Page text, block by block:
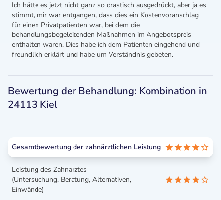
Ich hätte es jetzt nicht ganz so drastisch ausgedrückt, aber ja es
stimmt, mir war entgangen, dass dies ein Kostenvoranschlag
für einen Privatpatienten war, bei dem die
behandlungsbegeleitenden Maßnahmen im Angebotspreis
enthalten waren. Dies habe ich dem Patienten eingehend und
freundlich erklärt und habe um Verständnis gebeten.
Bewertung der Behandlung: Kombination in
24113 Kiel
Gesamtbewertung der zahnärztlichen Leistung
Leistung des Zahnarztes
(Untersuchung, Beratung, Alternativen,
Einwände)